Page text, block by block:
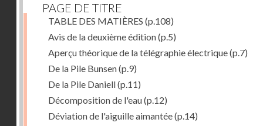
PAGE DE TITRE
TABLE DES MATIÈRES (p.108)
Avis de la deuxième édition(p.5)
Aperçu théorique de la télégraphie électrique(p.7)
De la Pile Bunsen(p.9)
De la Pile Daniell(p.11)
Décomposition de l'eau(p.12)
Déviation de l'aiguille aimantée(p.14)